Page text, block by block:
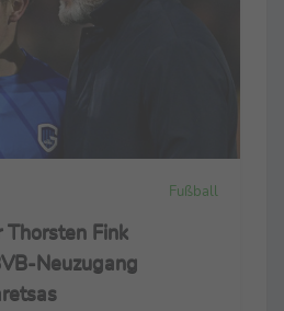
Fußball
Thorsten Fink
Neuzugang